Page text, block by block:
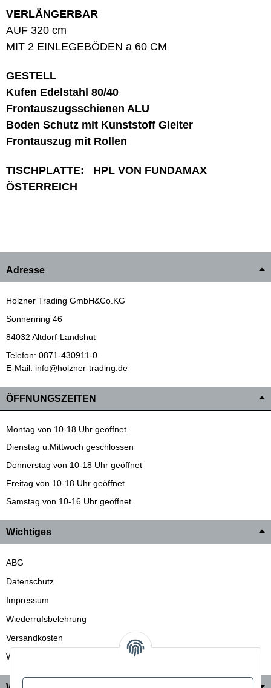
VERLÄNGERBAR
AUF 320 cm
MIT 2 EINLEGEBÖDEN a 60 CM
GESTELL
Kufen Edelstahl 80/40
Frontauszugsschienen ALU
Boden Schutz mit Kunststoff Gleiter
Frontauszug mit Rollen
TISCHPLATTE: HPL VON FUNDAMAX
ÖSTERREICH
Adresse
Holzner Trading GmbH&Co.KG
Sonnenring 46
84032 Altdorf-Landshut
Telefon: 0871-430911-0
E-Mail: info@holzner-trading.de
ÖFFNUNGSZEITEN
Montag von 10-18 Uhr geöffnet
Dienstag u.Mittwoch geschlossen
Donnerstag von 10-18 Uhr geöffnet
Freitag von 10-18 Uhr geöffnet
Samstag von 10-16 Uhr geöffnet
Wichtiges
ABG
Datenschutz
Impressum
Wiederrufsbelehrung
Versandkosten
Wir liefern auch in die Schweiz